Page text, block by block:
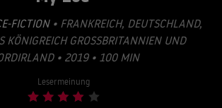
FICTION• FRANKREICH, DEUTSCHLAND,
KÖNIGREICH GROSSBRITANNIEN UND N
• 2019 • 100 MIN
Lesermeinung